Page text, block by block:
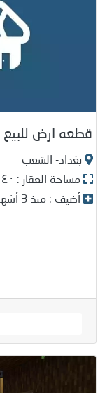
قطعه ارض للبيع
بغداد- الشعب
مساحة العقار : ٢٤٠ متر مربع
أضيف : منذ 3 أشهر